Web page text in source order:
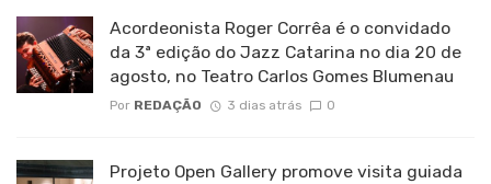
Acordeonista Roger Corrêa é o convidado
da 3ª edição do Jazz Catarina no dia 20 de
agosto, no Teatro Carlos Gomes Blumenau
Por REDAÇÃO 3 dias atrás 0
Projeto Open Gallery promove visita guiada